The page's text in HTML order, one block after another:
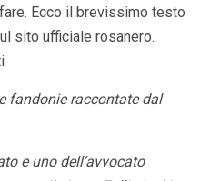
Ecco il brevissimo testo
sito ufficiale rosanero.
fandonie raccontate dal
e uno dell’avvocato